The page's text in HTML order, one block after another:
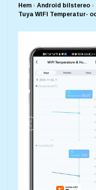
Hem › Android bilstereo ›
Tuya WIFI Temperatur-